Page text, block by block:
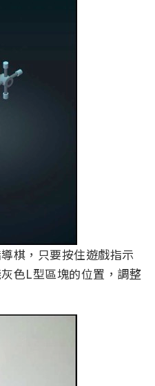
棋，只要按住遊戲指示
色L型區塊的位置，調整